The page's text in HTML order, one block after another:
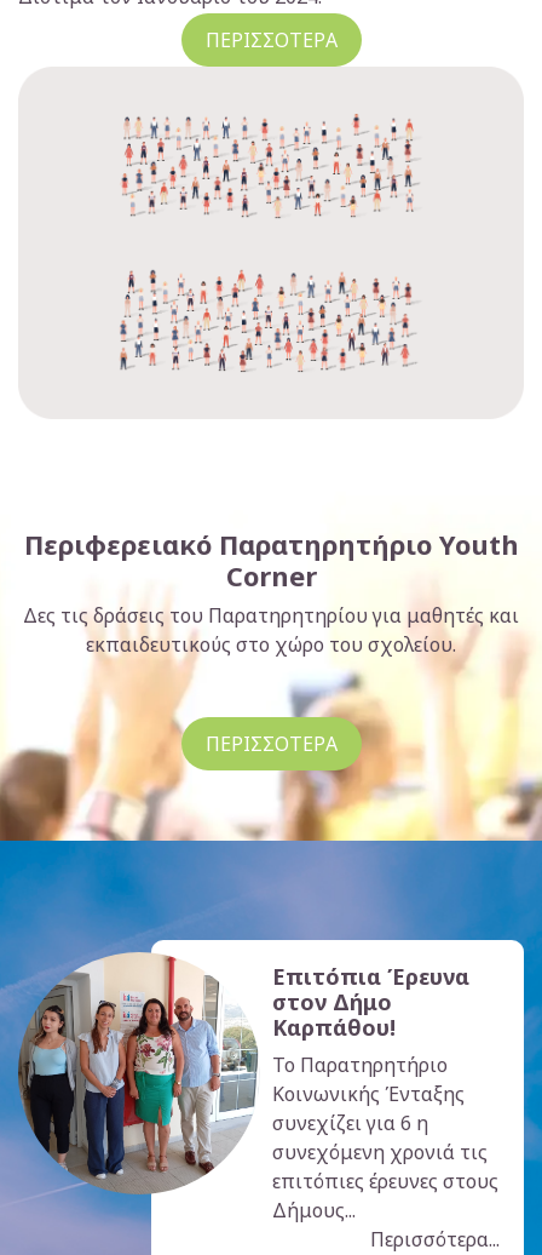
ΠΕΡΙΣΣΟΤΕΡΑ
Περιφερειακό Παρατηρητήριο Youth
Corner
Δες τις δράσεις του Παρατηρητηρίου για μαθητές και
εκπαιδευτικούς στο χώρο του σχολείου.
ΠΕΡΙΣΣΟΤΕΡΑ
Επιτόπια Έρευνα
στον Δήμο
Καρπάθου!
Το Παρατηρητήριο
Κοινωνικής Ένταξης
συνεχίζει για 6 η
συνεχόμενη χρονιά τις
επιτόπιες έρευνες στους
Δήμους...
Περισσότερα...